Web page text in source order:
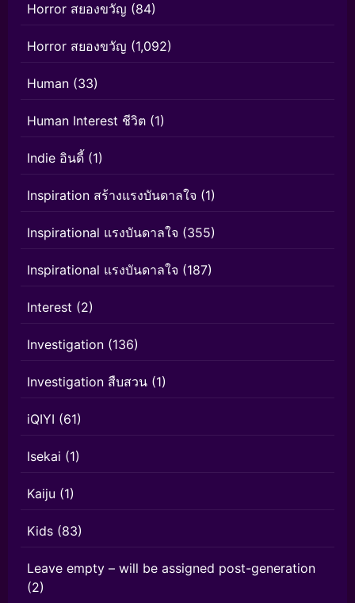
Horror สยองขวัญ (84)
Horror สยองขวัญ (1,092)
Human (33)
Human Interest ชีวิต (1)
Indie อินดี้ (1)
Inspiration สร้างแรงบันดาลใจ (1)
Inspirational แรงบันดาลใจ (355)
Inspirational แรงบันดาลใจ (187)
Interest (2)
Investigation (136)
Investigation สืบสวน (1)
iQIYI (61)
Isekai (1)
Kaiju (1)
Kids (83)
Leave empty – will be assigned post-generation
(2)